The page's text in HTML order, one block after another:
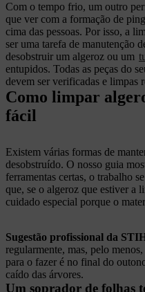
Com o tempo frio, um outro
que ver com a formação de
cima das pessoas. Por isso, a
ser uma tarefa de manutenção
desobstruir um algeroz ou um
entupidos. Todas as peças do
devem ser verificadas e limpas
Como limpar
fácil
Existem várias formas de
desobstruído. O nosso guia
ferramentas certas, o trabalho
que, se o algeroz que estiver a
cuidado especial porque o
Sugestão profissional da
regularmente, mas, pelo
para o fazer é no final do
caído das árvores.
Um soprador de folhas